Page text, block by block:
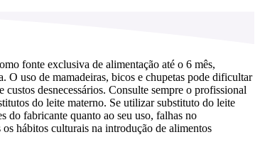
fonte exclusiva de alimentação até o 6 mês,
O uso de mamadeiras, bicos e chupetas pode dificultar
desnecessários. Consulte sempre o profissional
do leite materno. Se utilizar substituto do leite
do fabricante quanto ao seu uso, falhas no
hábitos culturais na introdução de alimentos